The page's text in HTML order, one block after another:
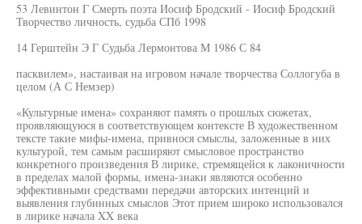
53 Левинтон Г Смерть поэта Иосиф Бродский - Иосиф Бродский
Творчество личность, судьба СПб 1998
14 Герштейн Э Г Судьба Лермонтова М 1986 С 84
пасквилем», настаивая на игровом начале творчества Соллогуба в
целом (А С Немзер)
«Культурные имена» сохраняют память о прошлых сюжетах,
проявляющуюся в соответствующем контексте В художественном
тексте такие мифы-имена, привнося смыслы, заложенные в них
культурой, тем самым расширяют смысловое пространство
конкретного произведения В лирике, стремящейся к лаконичности
в пределах малой формы, имена-знаки являются особенно
эффективными средствами передачи авторских интенций и
выявления глубинных смыслов Этот прием широко использовался
в лирике начала XX века